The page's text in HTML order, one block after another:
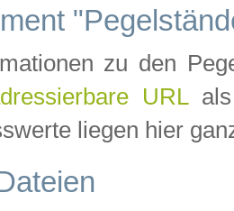
zu den
URLals
liegen hier